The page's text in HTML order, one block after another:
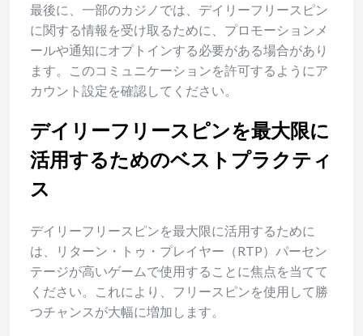
最後に、一部のカジノでは、デイリーフリースピン
に関する情報を受け取るために、プロモーションメ
ールや通知にオプトインする必要がある場合があり
ます。このコミュニケーションを許可するようにア
カウント設定を確認してください。
デイリーフリースピンを最大限に
活用するためのベストプラクティ
ス
デイリーフリースピンを最大限に活用するために
は、リターン・トゥ・プレイヤー（RTP）パーセン
テージが高いゲームで使用することに焦点を当てて
ください。これにより、フリースピンを使用して勝
つチャンスが大幅に増加します。